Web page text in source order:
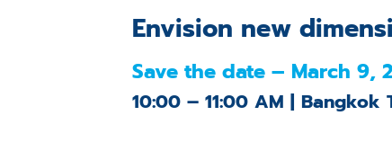
Envision new
Save the date – March 9,
​​​10:00 – 11:00 AM | Bangkok